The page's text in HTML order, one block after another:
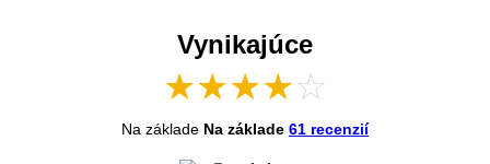
Vynikajúce
★★★★☆
Na základe Na základe 61 recenzií